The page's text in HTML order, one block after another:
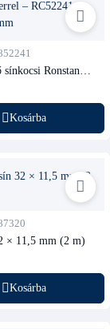
Ronstan
Kosárba
× 11,5 mm (2 m)
Kosárba